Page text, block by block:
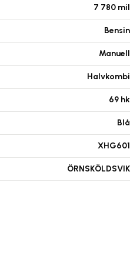
7 780 mil
Bensin
Manuell
Halvkombi
69 hk
Blå
XHG601
ÖRNSKÖLDSVIK